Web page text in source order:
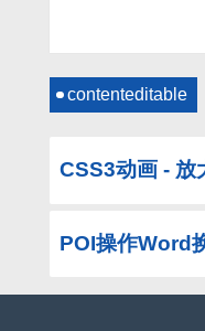
contenteditable
CSS3动画 - 放
POI操作Word